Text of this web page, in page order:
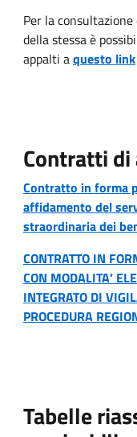
Per la
della stessa è
appalti aquesto link
Contratti
Contratto in forma
affidamento del
straordinaria dei
CONTRATTO IN
CON MODALITA’
INTEGRATO DI
PROCEDURA
Tabelle